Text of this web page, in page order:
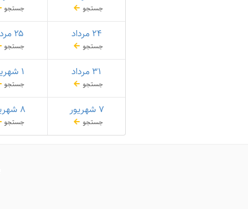
جستجو جستجو
۲۴ مرداد
جستجو
۲۵ مرداد
جستجو
۳۱ مرداد
جستجو
۱ شهریور
جستجو
۷ شهریور
جستجو
۸ شهریور
جستجو